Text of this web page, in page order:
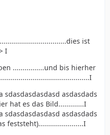
ist
I
................und bis hierher
sdasdasdasdasd asdasdads
hat es das Bild.............I
sdasdasdasdasd asdasdads
feststeht).......................I